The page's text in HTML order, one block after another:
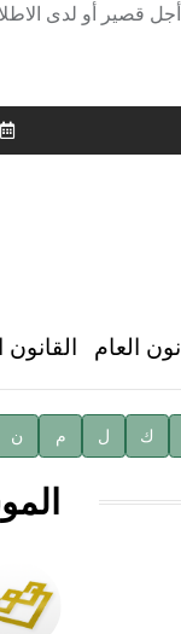
قصير أو لدى
العام القانون
ك ل م ن